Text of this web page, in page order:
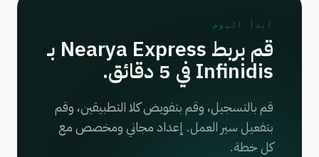
ابدأ اليوم
قم بربط Nearya Express بـ
Infinidis في 5 دقائق.
قم بالتسجيل، وقم بتفويض كلا التطبيقين، وقم
بتفعيل سير العمل. إعداد مجاني ومخصص مع
كل خطة.